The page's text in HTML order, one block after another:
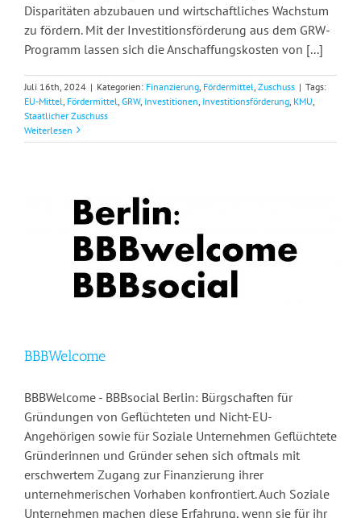
Disparitäten abzubauen und wirtschaftliches Wachstum
zu fördern. Mit der Investitionsförderung aus dem GRW-
Programm lassen sich die Anschaffungskosten von [...]
Juli 16th, 2024 | Kategorien: Finanzierung Fördermittel Zuschuss | Tags:
EU-Mittel Fördermittel GRW, Investitionen Investitionsförderung KMU
Staatlicher Zuschuss
Weiterlesen
BBBWelcome
BBBWelcome - BBBsocial Berlin: Bürgschaften für
Gründungen von Geflüchteten und Nicht-EU-
Angehörigen sowie für Soziale Unternehmen Geflüchtete
Gründerinnen und Gründer sehen sich oftmals mit
erschwertem Zugang zur Finanzierung ihrer
unternehmerischen Vorhaben konfrontiert. Auch Soziale
Unternehmen machen diese Erfahrung, wenn sie für ihr